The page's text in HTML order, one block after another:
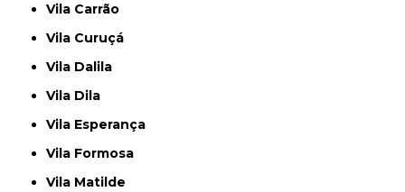
Vila Carrão
Vila Curuçá
Vila Dalila
Vila Dila
Vila Esperança
Vila Formosa
Vila Matilde